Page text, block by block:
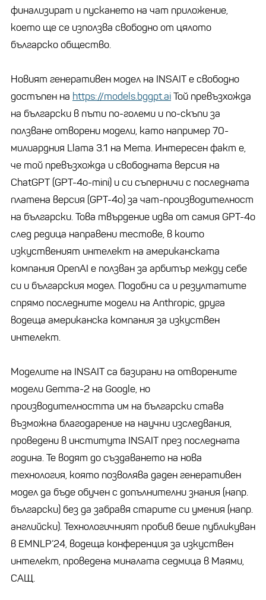
финализират и пускането на чат приложение,
което ще се използва свободно от цялото
българско общество.
Новият генеративен модел на INSAIT е свободно
достъпен на https://models.bggpt.aiТой превъзхожда
на български в пъти по-големи и по-скъпи за
ползване отворени модели, като например 70-
милиардния Llama 3.1 на Мета. Интересен факт е,
че той превъзхожда и свободната версия на
ChatGPT (GPT-4o-mini) и си съперничи с последната
платена версия (GPT-4o) за чат-производителност
на български. Това твърдение идва от самия GPT-4o
след редица направени тестове, в които
изкуственият интелект на американската
компания OpenAI е ползван за арбитър между себе
си и българския модел. Подобни са и резултатите
спрямо последните модели на Anthropic, друга
водеща американска компания за изкуствен
интелект.
Моделите на INSAIT са базирани на отворените
модели Gemma-2 на Google, но
производителността им на български става
възможна благодарение на научни изследвания,
проведени в института INSAIT през последната
година. Те водят до създаването на нова
технология, която позволява даден генеративен
модел да бъде обучен с допълнителни знания (напр.
български) без да забравя старите си умения (напр.
английски). Технологичният пробив беше публикуван
в EMNLP’24, водеща конференция за изкуствен
интелект, проведена миналата седмица в Маями,
САЩ.